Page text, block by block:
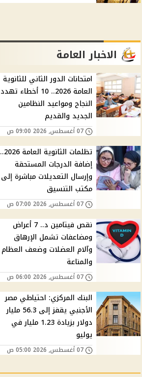
الاخبار العامة
امتحانات الدور الثاني للثانوية
العامة 2026.. 10 أخطاء تهدد
النجاح ومواعيد النظامين
الجديد والقديم
07 أغسطس, 2026 09:00 ص
تظلمات الثانوية العامة 2026..
إضافة الدرجات المستحقة
وإرسال التعديلات مباشرة إلى
مكتب التنسيق
07 أغسطس, 2026 07:00 ص
نقص فيتامين د.. 7 أعراض
ومضاعفات تشمل الإرهاق
وآلام العضلات وضعف العظام
والمناعة
07 أغسطس, 2026 06:00 ص
البنك المركزي: احتياطي مصر
الأجنبي يقفز إلى 56.3 مليار
دولار بزيادة 1.23 مليار في
يوليو
07 أغسطس, 2026 05:00 ص